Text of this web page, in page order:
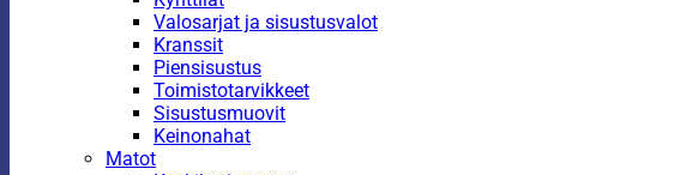
Valosarjat ja sisustusvalot
Kranssit
Piensisustus
Toimistotarvikkeet
Sisustusmuovit
Keinonahat
Matot